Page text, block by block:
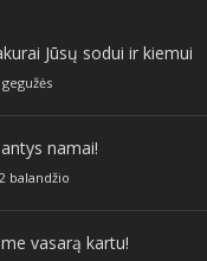
Jūsų sodui ir kiemui
namai!
balandžio
vasarą kartu!